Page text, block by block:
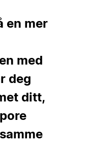
en mer
med
deg
ditt,